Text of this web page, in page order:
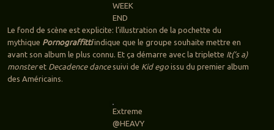
WEEK
END
Le fond de scène est explicite: l’illustration de la pochette du
mythique Pornograffittiindique que le groupe souhaite mettre en
avant son album le plus connu. Et ça démarre avec la triplette It(‘s a)
monsteret Decadence dancesuivi de Kid egoissu du premier album
des Américains.
Extreme
@HEAVY